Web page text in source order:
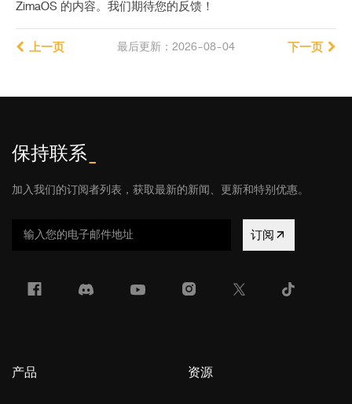
ZimaOS 的内容。我们期待您的反馈！
最后更新：2026-08-04
上一页 下一页
保持联系
加入我们的订阅者列表，获取最新的新闻、更新和特别优惠。
订阅
产品 资源